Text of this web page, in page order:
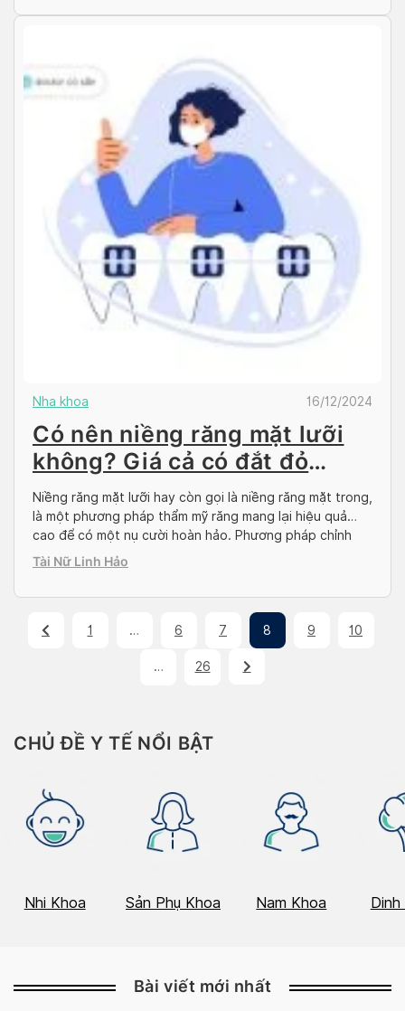
Nha khoa 16/12/2024
Có nên niềng răng mặt lưỡi
không? Giá cả có đắt đỏ
không?
Niềng răng mặt lưỡi hay còn gọi là niềng răng mặt trong,
là một phương pháp thẩm mỹ răng mang lại hiệu quả
cao để có một nụ cười hoàn hảo. Phương pháp chỉnh
nha này đem lại nhiều lợi ích vượt trội trong việc cải
Tài Nữ Linh Hảo
1 … 6 7 8 9 10
… 26
CHỦ ĐỀ Y TẾ NỔI BẬT
Nhi Khoa Sản Phụ Khoa Nam Khoa Dinh
Bài viết mới nhất